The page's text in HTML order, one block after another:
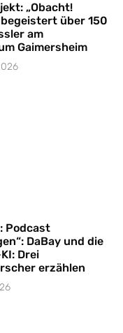
„Obacht!
begeistert über 150
am
Gaimersheim
Podcast
DaBay und die
Drei
erzählen